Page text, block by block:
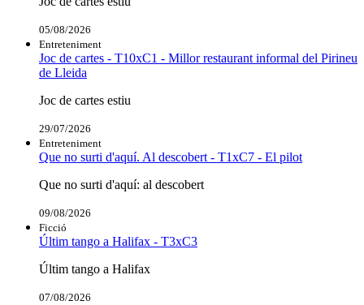
05/08/2026
Entreteniment
Joc de cartes - T10xC1 - Millor restaurant informal del Pirineu
de Lleida
Joc de cartes estiu
29/07/2026
Entreteniment
Que no surti d'aquí. Al descobert - T1xC7 - El pilot
Que no surti d'aquí: al descobert
09/08/2026
Ficció
Últim tango a Halifax - T3xC3
Últim tango a Halifax
07/08/2026